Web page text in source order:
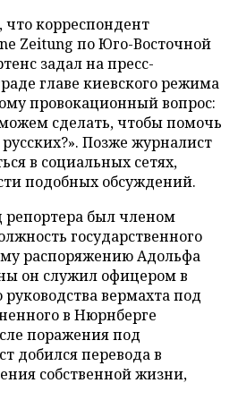
что корреспондент
Zeitung по Юго-Восточной
задал на пресс-
главе киевского режима
провокационный вопрос:
сделать, чтобы помочь
Позже журналист
в социальных сетях,
подобных обсуждений.
репортера был членом
государственного
распоряжению Адольфа
он служил офицером в
вермахта под
в Нюрнберге
поражения под
добился перевода в
собственной жизни,